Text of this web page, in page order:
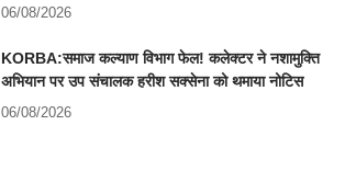
06/08/2026
KORBA:समाज कल्याण विभाग फेल! कलेक्टर ने नशामुक्ति
अभियान पर उप संचालक हरीश सक्सेना को थमाया नोटिस
06/08/2026